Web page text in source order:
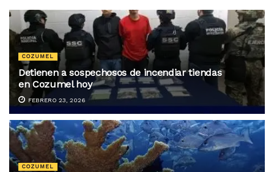
COZUMEL
Detienen a sospechosos de incendiar tiendas
en Cozumel hoy
FEBRERO 23, 2026
COZUMEL